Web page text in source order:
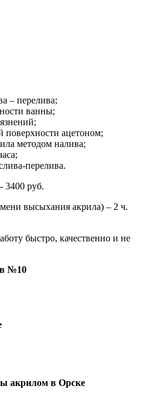
– перелива;
ванны;
поверхности ацетоном;
методом налива;
перелива.
- 3400 руб.
высыхания акрила) – 2 ч.
быстро, качественно и не
№10
акрилом в Орске